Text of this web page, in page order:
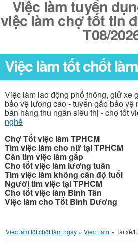
Việc làm tuyển
việc làm chợ tốt tin
T08/
Việc làm tốt chốt
Việc làm lao động phổ thông, giử xe
bảo vệ lương cao - tuyển gấp bảo vệ
bán hàng thu ngân siêu thị - chợ tốt
nghề
Chợ Tốt việc làm TPHCM
Tìm việc làm cho nữ tại TPHCM
Cần tìm việc làm gấp
Cho tốt việc làm lương tuần
Tìm việc làm không cần độ tuổi
Người tìm việc tại TPHCM
Cho tốt việc làm Bình Tân
Việc làm cho Tốt Bình Dương
Việc làm tốt chốt làm ngay » Việc Làm » Tài xế/